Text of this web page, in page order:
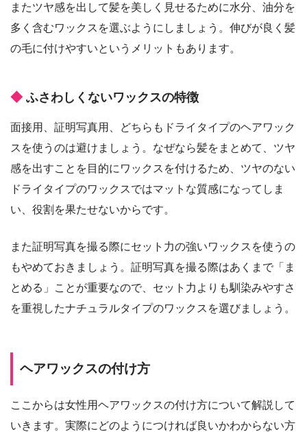
またツヤ感を出して髪を美しく見せるために水分、油分を
多く含むワックスを選ぶようにしましょう。伸びが良く髪
の毛に付けやすいというメリットもあります。
ふさわしくないワックスの特徴
面接用、証明写真用、どちらもドライタイプのヘアワック
スを使うのは避けましょう。なぜなら髪をまとめて、ツヤ
感を出すことを目的にワックスを付けるため、ツヤのない
ドライタイプのワックスではマットな質感になってしま
い、役割を果たせないからです。
また証明写真を撮る際にセット力の強いワックスを使うの
もやめておきましょう。証明写真を撮る際はあくまで「ま
とめる」ことが重要なので、セット力よりも馴染みやすさ
を重視したナチュラルタイプのワックスを選びましょう。
ヘアワックスの付け方
ここからは女性用ヘアワックスの付け方について解説して
いきます。実際にどのようにつければ良いかわからない方